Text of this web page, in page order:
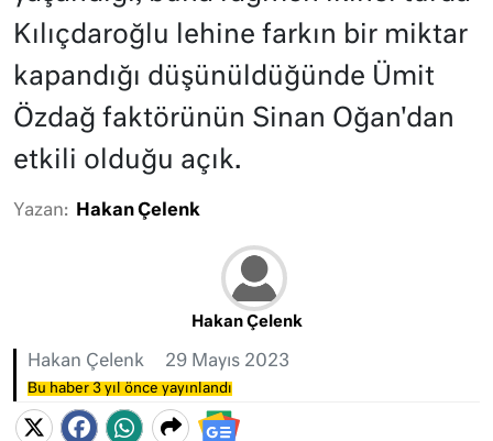
Kılıçdaroğlu lehine farkın bir miktar
kapandığı düşünüldüğünde Ümit
Özdağ faktörünün Sinan Oğan'dan
etkili olduğu açık.
Yazan: Hakan Çelenk
Hakan Çelenk
Hakan Çelenk 29 Mayıs 2023
Bu haber 3 yıl önce yayınlandı